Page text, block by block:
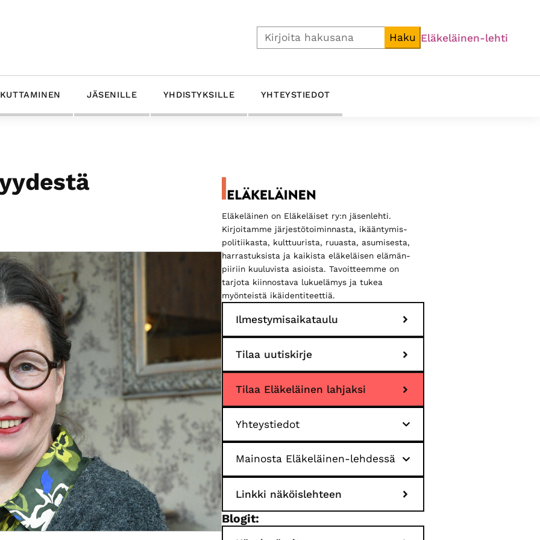
Etsi Haku Eläkeläinen-lehti
JÄSENILLE YHDISTYKSILLE YHTEYSTIEDOT
Ensisijainen
sivupalkki
Eläkeläinen on Eläkeläiset ry:n jäsenlehti.
Kirjoitamme järjestö­toiminnasta, ikääntymis­
politiikasta, kulttuurista, ruuasta, asumisesta,
harrastuksista ja kaikista eläkeläisen elämän­
piiriin kuuluvista asioista. Tavoitteemme on
tarjota kiinnostava lukuelämys ja tukea
myönteistä ikäidentiteettiä.
Ilmestymisaikataulu
Tilaa uutiskirje
Tilaa Eläkeläinen lahjaksi
Yhteystiedot
Mainosta Eläkeläinen-lehdessä
Linkki näköislehteen
Blogit: